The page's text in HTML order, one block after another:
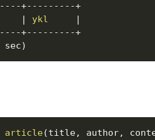
-- --+-- -- -- -- -+
| ykl
|
-- --+-- -- -- -- -+
sec)
article(title, author,